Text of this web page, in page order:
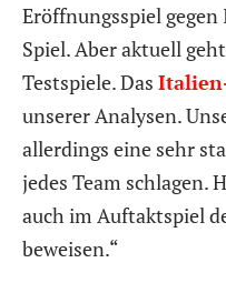
Eröffnungsspiel
Spiel. Aber aktuell
Testspiele. Das
unserer Analysen.
allerdings eine sehr
jedes Team schlagen.
auch im Auftaktspiel
beweisen.“